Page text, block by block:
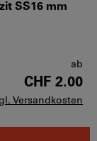
SS16 mm
ab
CHF 2.00
Versandkosten